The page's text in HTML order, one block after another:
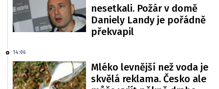
nesetkali. Požár v domě
Daniely Landy je pořádně
překvapil
14:06
Mléko levnější než voda je
skvělá reklama. Česko ale